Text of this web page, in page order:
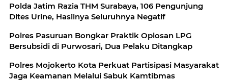
Polda Jatim Razia THM Surabaya, 106 Pengunjung
Dites Urine, Hasilnya Seluruhnya Negatif
Polres Pasuruan Bongkar Praktik Oplosan LPG
Bersubsidi di Purwosari, Dua Pelaku Ditangkap
Polres Mojokerto Kota Perkuat Partisipasi Masyarakat
Jaga Keamanan Melalui Sabuk Kamtibmas